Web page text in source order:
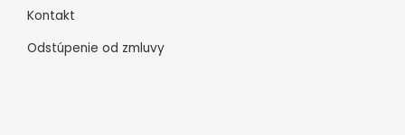
Kontakt
Odstúpenie od zmluvy